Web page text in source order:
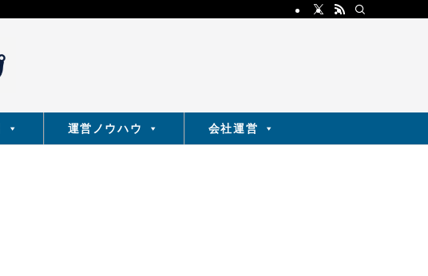
運営ノウハウ 会社運営